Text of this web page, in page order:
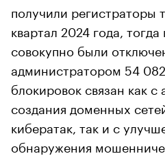
получили регистраторы
квартал 2024 года,
совокупно были
администратором 54
блокировок связан как с
создания доменных
кибератак, так и с
обнаружения